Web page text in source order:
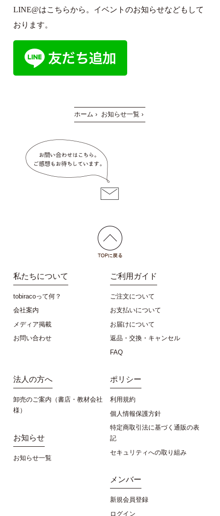
LINE@はこちらから。イベントのお知らせなどもして
おります。
ホーム › お知らせ一覧 ›
私たちについて
tobiracoって何？
会社案内
メディア掲載
お問い合わせ
ご利用ガイド
ご注文について
お支払いについて
お届けについて
返品・交換・キャンセル
FAQ
法人の方へ
卸売のご案内（書店・教材会社
様）
お知らせ
お知らせ一覧
ポリシー
利用規約
個人情報保護方針
特定商取引法に基づく通販の表
記
セキュリティへの取り組み
メンバー
新規会員登録
ログイン